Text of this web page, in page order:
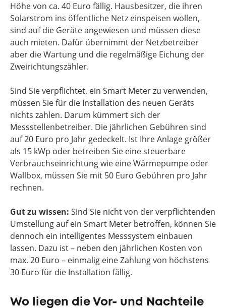
Höhe von ca. 40 Euro fällig. Hausbesitzer, die ihren
Solarstrom ins öffentliche Netz einspeisen wollen,
sind auf die Geräte angewiesen und müssen diese
auch mieten. Dafür übernimmt der Netzbetreiber
aber die Wartung und die regelmäßige Eichung der
Zweirichtungszähler.
Sind Sie verpflichtet, ein Smart Meter zu verwenden,
müssen Sie für die Installation des neuen Geräts
nichts zahlen. Darum kümmert sich der
Messstellenbetreiber. Die jährlichen Gebühren sind
auf 20 Euro pro Jahr gedeckelt. Ist Ihre Anlage größer
als 15 kWp oder betreiben Sie eine steuerbare
Verbrauchseinrichtung wie eine Wärmepumpe oder
Wallbox, müssen Sie mit 50 Euro Gebühren pro Jahr
rechnen.
Gut zu wissen: Sind Sie nicht von der verpflichtenden
Umstellung auf ein Smart Meter betroffen, können Sie
dennoch ein intelligentes Messsystem einbauen
lassen. Dazu ist – neben den jährlichen Kosten von
max. 20 Euro – einmalig eine Zahlung von höchstens
30 Euro für die Installation fällig.
Wo liegen die Vor- und Nachteile